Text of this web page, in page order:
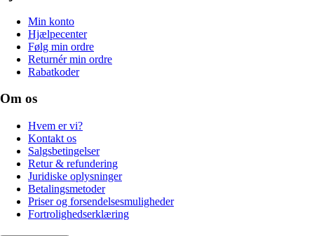
Min konto
Hjælpecenter
Følg min ordre
Returnér min ordre
Rabatkoder
Om os
Hvem er vi?
Kontakt os
Salgsbetingelser
Retur & refundering
Juridiske oplysninger
Betalingsmetoder
Priser og forsendelsesmuligheder
Fortrolighedserklæring